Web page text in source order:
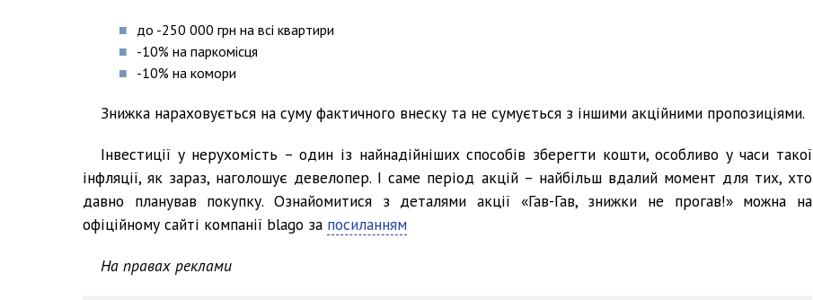
до -250 000 грн на всі квартири
-10% на паркомісця
-10% на комори
Знижка нараховується на суму фактичного внеску та не сумується з іншими акційними пропозиціями.
Інвестиції у нерухомість – один із найнадійніших способів зберегти кошти, особливо у часи такої
інфляції, як зараз, наголошує девелопер. І саме період акцій – найбільш вдалий момент для тих, хто
давно планував покупку. Ознайомитися з деталями акції «Гав-Гав, знижки не прогав!» можна на
офіційному сайті компанії blago за посиланням
На правах реклами